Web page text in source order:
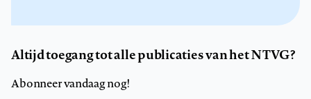
Altijd toegang tot alle publicaties van het NTVG?
Abonneer vandaag nog!